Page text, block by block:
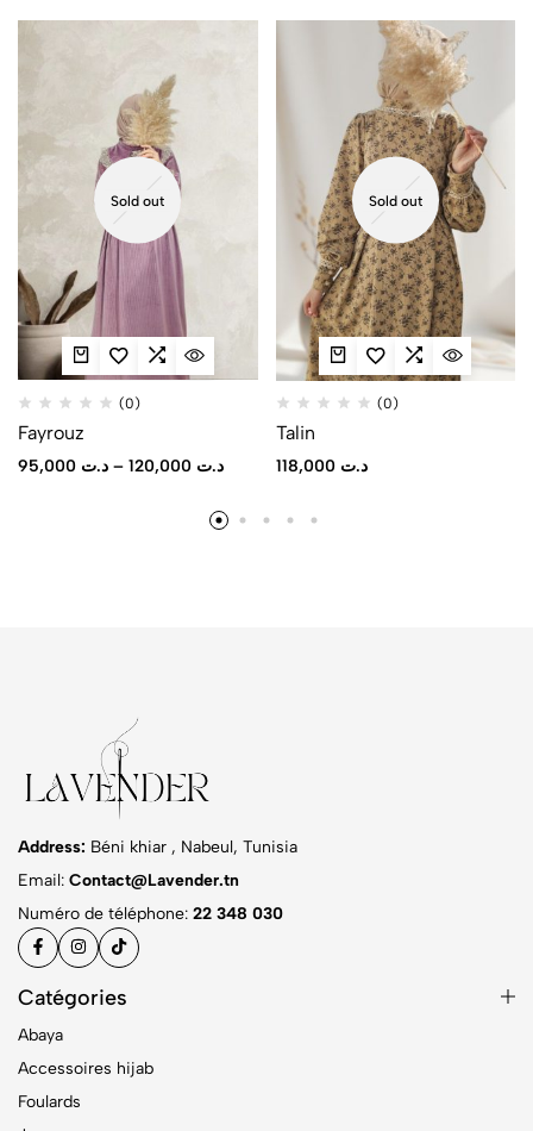
Sold out
(0)
Fayrouz
د.ت – د.ت
Sold out
(0)
Talin
د.ت 118,000
Address: Béni khiar , Nabeul, Tunisia
Email: Contact@Lavender.tn
Numéro de téléphone: 22 348 030
Catégories
Abaya
Accessoires hijab
Foulards